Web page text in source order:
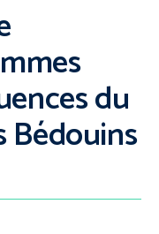
du
Bédouins